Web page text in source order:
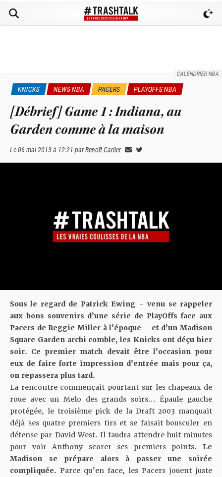
CALENDRIER NBA
KNICKS NEWS NBA PACERS PLAYOFFS NBA
[Débrief] Game 1 : Indiana, au
Garden comme à la maison
Le06 mai 2013 à 12:21 parBenoît Carlier
Sous le regard de Patrick Ewing – venu se rappeler
aux bons souvenirs d’une série de PlayOffs face aux
Pacers de Reggie Miller à l’époque – et d’un Madison
Square Garden archi comble, les Knicks ont déçu hier
soir. Ce premier match devait être l’occasion pour
eux de faire forte impression d’entrée mais pour ça,
on repassera plus tard.
La rencontre commençait pourtant sur les chapeaux de
roue avec un Melo des grands soirs… Épaule gauche
protégée, le troisième pick de la Draft 2003 manquait
déjà ses quatre premiers tirs et se faisait bousculer en
défense par David West. Il faudra attendre huit minutes
pour voir Anthony scorer ses premiers points. Le
Madison se prépare alors à passer une soirée
compliquée. Parce qu’en face, les Pacers jouent juste